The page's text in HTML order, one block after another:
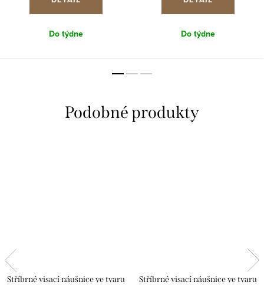
Do týdne Do týdne
Stříbrné visací náušnice ve tvaru
Stříbrné visací náušnice ve tvaru